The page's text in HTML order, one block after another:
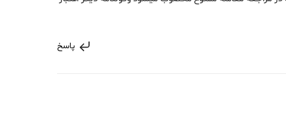
پاسخ